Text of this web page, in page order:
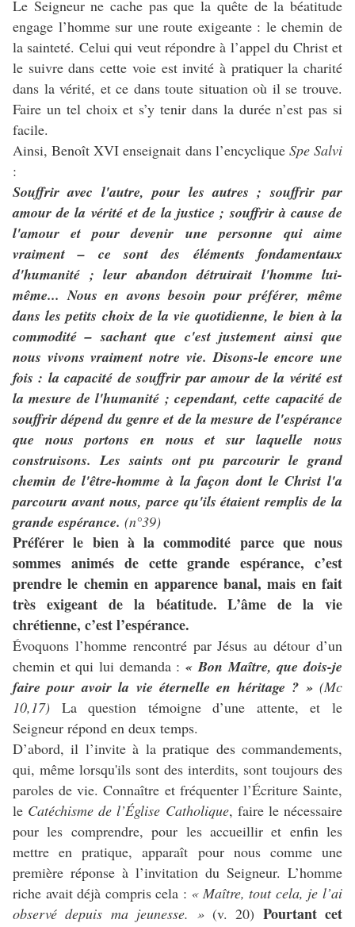
Le Seigneur ne cache pas que la quête de la béatitude
engage l’homme sur une route exigeante : le chemin de
la sainteté. Celui qui veut répondre à l’appel du Christ et
le suivre dans cette voie est invité à pratiquer la charité
dans la vérité, et ce dans toute situation où il se trouve.
Faire un tel choix et s’y tenir dans la durée n’est pas si
facile.
Ainsi, Benoît XVI enseignait dans l’encyclique Spe Salvi
:
Souffrir avec l'autre, pour les autres ; souffrir par
amour de la vérité et de la justice ; souffrir à cause de
l'amour et pour devenir une personne qui aime
vraiment – ce sont des éléments fondamentaux
d'humanité ; leur abandon détruirait l'homme lui-
même... Nous en avons besoin pour préférer, même
dans les petits choix de la vie quotidienne, le bien à la
commodité – sachant que c'est justement ainsi que
nous vivons vraiment notre vie. Disons-le encore une
fois : la capacité de souffrir par amour de la vérité est
la mesure de l'humanité ; cependant, cette capacité de
souffrir dépend du genre et de la mesure de l'espérance
que nous portons en nous et sur laquelle nous
construisons. Les saints ont pu parcourir le grand
chemin de l'être-homme à la façon dont le Christ l'a
parcouru avant nous, parce qu'ils étaient remplis de la
grande espérance. (n°39)
Préférer le bien à la commodité parce que nous
sommes animés de cette grande espérance, c’est
prendre le chemin en apparence banal, mais en fait
très exigeant de la béatitude. L’âme de la vie
chrétienne, c’est l’espérance.
Évoquons l’homme rencontré par Jésus au détour d’un
chemin et qui lui demanda :« Bon Maître, que dois-je
fairepour avoir la vie éternelle en héritage ? » (Mc
10,17) La question témoigne d’une attente, et le
Seigneur répond en deux temps.
D’abord, il l’invite à la pratique des commandements,
qui, même lorsqu'ils sont des interdits, sont toujours des
paroles de vie. Connaître et fréquenter l’Écriture Sainte,
le Catéchisme de l’Église Catholique, faire le nécessaire
pour les comprendre, pour les accueillir et enfin les
mettre en pratique, apparaît pour nous comme une
première réponse à l’invitation du Seigneur. L’homme
riche avait déjà compris cela : « Maître, tout cela, je l’ai
observé depuis ma jeunesse. »(v. 20) Pourtant cet